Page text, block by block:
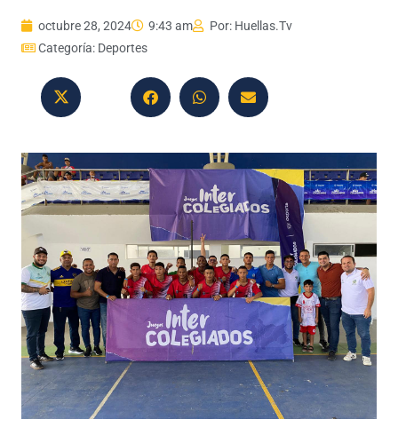
octubre 28, 2024 9:43 am Por: Huellas.Tv
Categoría: Deportes